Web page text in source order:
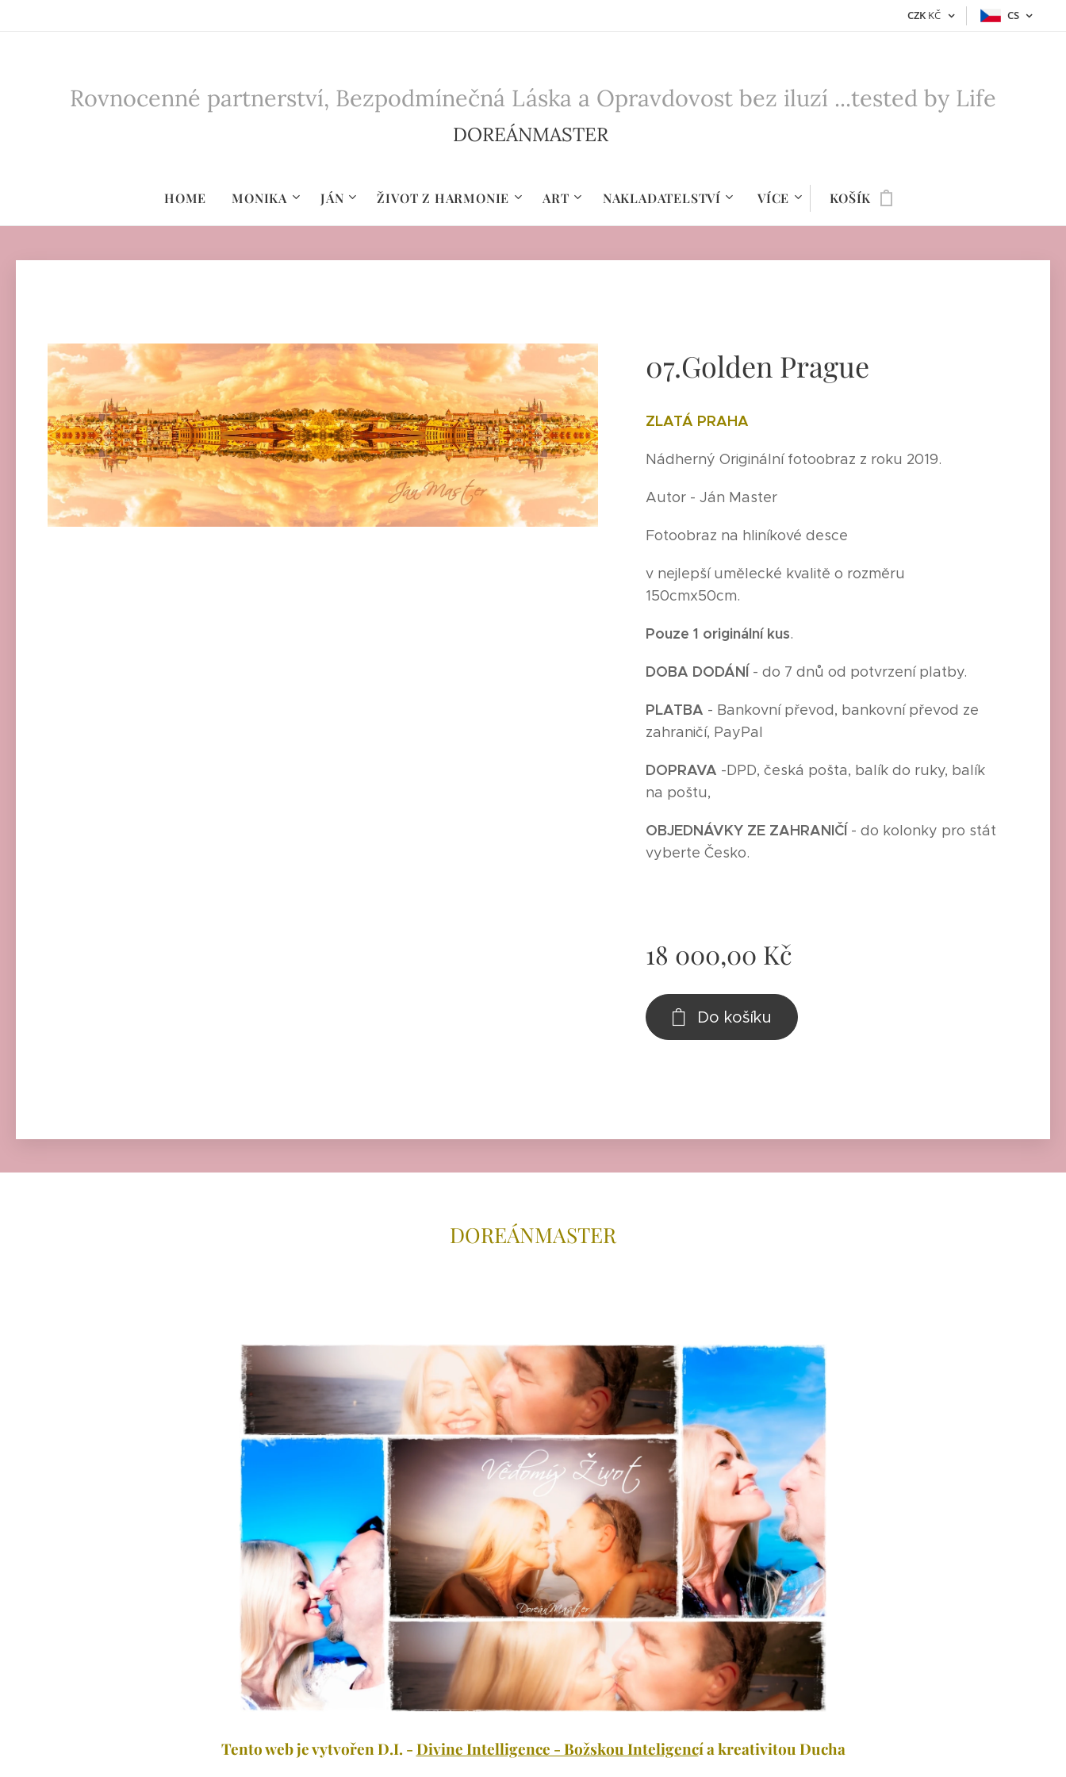
CZK KČ CS
Rovnocenné partnerství, Bezpodmínečná Láska a Opravdovost bez iluzí ...tested by Life
DOREÁNMASTER
HOME MONIKA JÁN ŽIVOT Z HARMONIE ART NAKLADATELSTVÍ VÍCE KOŠÍK
07.Golden Prague
ZLATÁ PRAHA
Nádherný Originální fotoobraz z roku 2019.
Autor - Ján Master
Fotoobraz na hliníkové desce
v nejlepší umělecké kvalitě o rozměru
150cmx50cm.
Pouze 1 originální kus.
DOBA DODÁNÍ - do 7 dnů od potvrzení platby.
PLATBA - Bankovní převod, bankovní převod ze
zahraničí, PayPal
DOPRAVA -DPD, česká pošta, balík do ruky, balík
na poštu,
OBJEDNÁVKY ZE ZAHRANIČÍ - do kolonky pro stát
vyberte Česko.
18 000,00 Kč
Do košíku
DOREÁNMASTER
Tento web je vytvořen D.I. -Divine Intelligence - Božskou Inteligencí a kreativitou Ducha